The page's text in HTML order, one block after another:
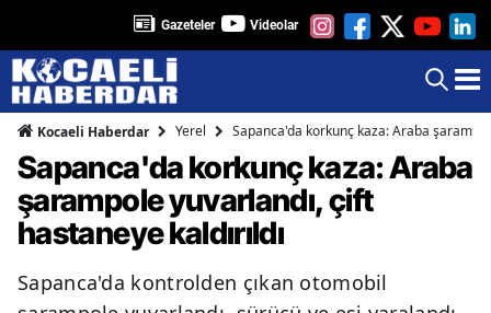
Gazeteler Videolar
Kocaeli Haberdar Yerel Sapanca'da korkunç kaza: Araba
Sapanca'da korkunç kaza: Araba
şarampole yuvarlandı, çift
hastaneye kaldırıldı
Sapanca'da kontrolden çıkan otomobil